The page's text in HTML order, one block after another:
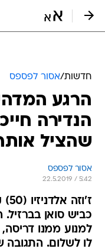
חדשות/אסור לפספס
הרגע
הנדירה
שהציל
אסור לפספס
22.5.2019 / 5:42
כביש סואן
למנוע ממנו
לו לשלום. התגובה